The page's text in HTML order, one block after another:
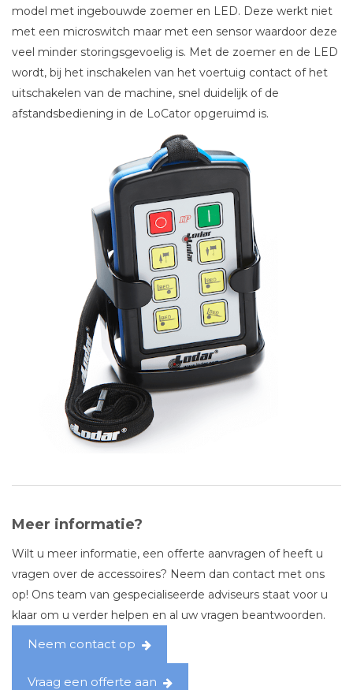
model met ingebouwde zoemer en LED. Deze werkt niet
met een microswitch maar met een sensor waardoor deze
veel minder storingsgevoelig is. Met de zoemer en de LED
wordt, bij het inschakelen van het voertuig contact of het
uitschakelen van de machine, snel duidelijk of de
afstandsbediening in de LoCator opgeruimd is.
Meer informatie?
Wilt u meer informatie, een offerte aanvragen of heeft u
vragen over de accessoires? Neem dan contact met ons
op! Ons team van gespecialiseerde adviseurs staat voor u
klaar om u verder helpen en al uw vragen beantwoorden.
Neem contact op
Vraag een offerte aan